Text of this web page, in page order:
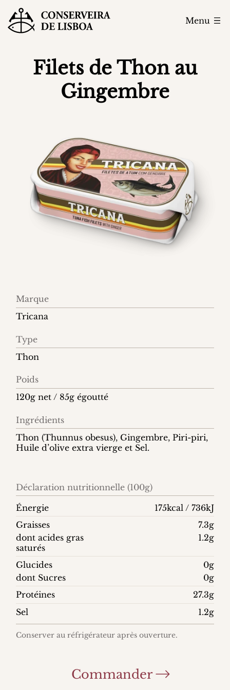
Menu
Filets de Thon au
Gingembre
Information
produit
Marque
Tricana
Type
Thon
Poids
120g net / 85g égoutté
Ingrédients
Thon (Thunnus obesus), Gingembre, Piri-piri,
Huile d’olive extra vierge et Sel.
Déclaration nutritionnelle (100g)
Énergie
175kcal / 736kJ
Graisses
7.3g
dont acides gras
saturés
1.2g
Glucides
0g
dont Sucres
0g
Protéines
27.3g
Sel
1.2g
Conserver au réfrigérateur après ouverture.
Commander